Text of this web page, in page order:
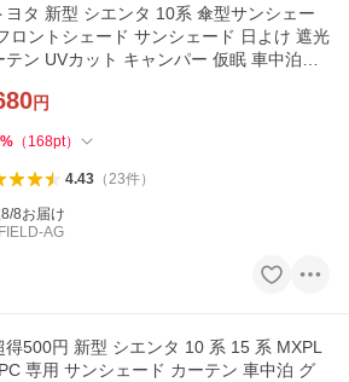
タ 新型 シエンタ 10系 傘型サンシェー
ロントシェード サンシェード 日よけ 遮光
テン UVカット キャンパー 仮眠 車中泊グ
円
% （ 168pt）
4.43（23件）
8お届け
FIELD-AG
得500円 新型 シエンタ 10 系 15 系 MXPL
専用 サンシェード カーテン 車中泊 グ